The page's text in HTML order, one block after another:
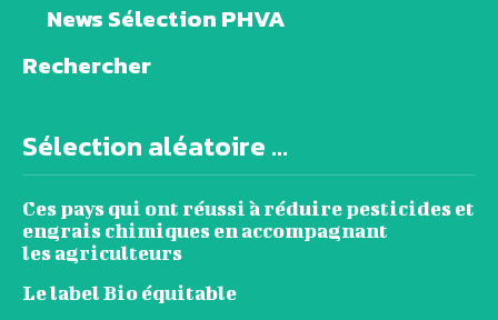
News Sélection PHVA
Rechercher
Sélection aléatoire ...
Ces pays qui ont réussi à réduire pesticides et
engrais chimiques en accompagnant
les agriculteurs
Le label Bio équitable